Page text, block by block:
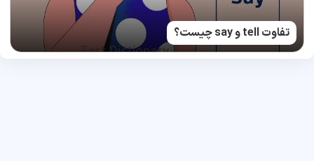
تفاوت tell و say چیست؟